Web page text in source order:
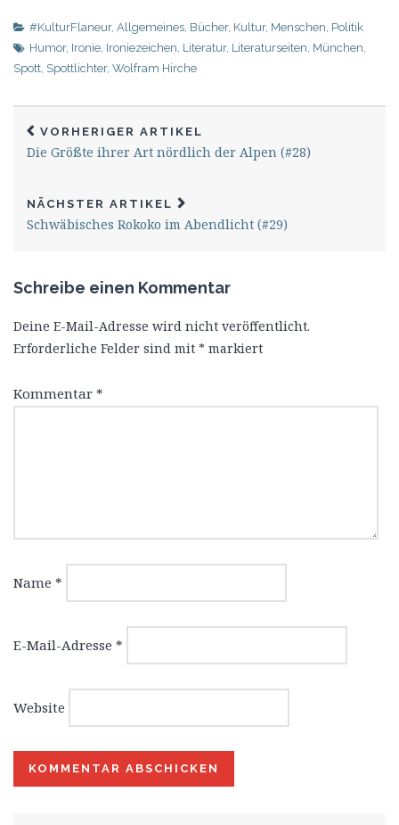
#KulturFlaneur, Allgemeines, Bücher, Kultur, Menschen, Politik
Humor, Ironie, Ironiezeichen, Literatur, Literaturseiten, München,
Spott, Spottlichter, Wolfram Hirche
VORHERIGER ARTIKEL
Die Größte ihrer Art nördlich der Alpen (#28)
NÄCHSTER ARTIKEL
Schwäbisches Rokoko im Abendlicht (#29)
Schreibe einen Kommentar
Deine E-Mail-Adresse wird nicht veröffentlicht.
Erforderliche Felder sind mit * markiert
Kommentar *
Name *
E-Mail-Adresse *
Website